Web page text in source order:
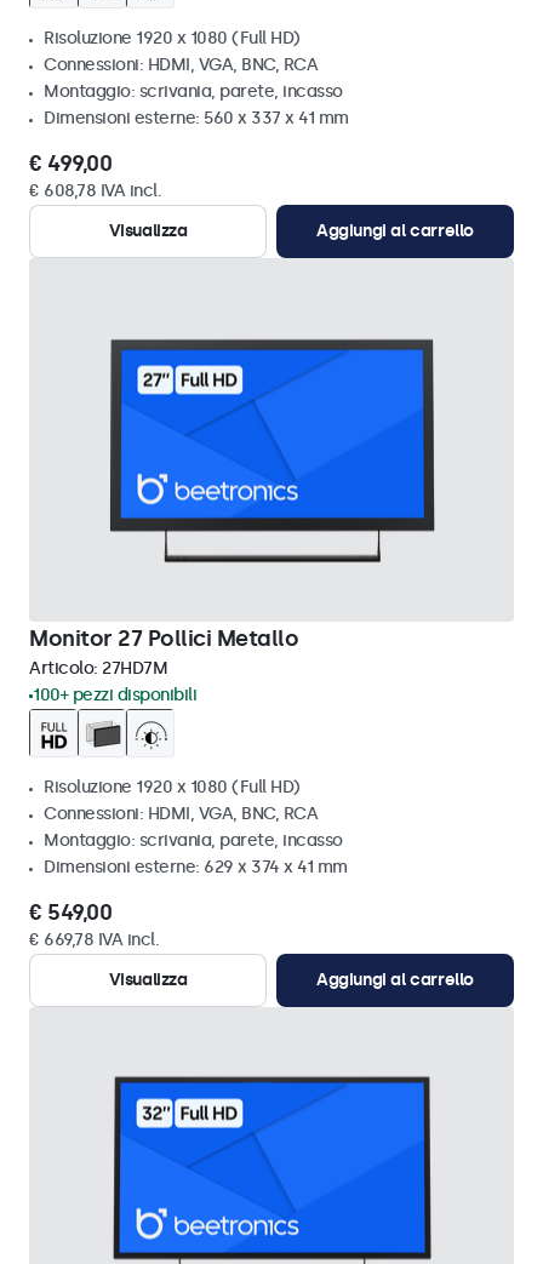
Risoluzione 1920 x 1080 (Full HD)
Connessioni: HDMI, VGA, BNC, RCA
Montaggio: scrivania, parete, incasso
Dimensioni esterne: 560 x 337 x 41 mm
€ 499,00
€ 608,78 IVA incl.
Visualizza
Aggiungi al carrello
Monitor 27 Pollici Metallo
Articolo: 27HD7M
100+ pezzi disponibili
Risoluzione 1920 x 1080 (Full HD)
Connessioni: HDMI, VGA, BNC, RCA
Montaggio: scrivania, parete, incasso
Dimensioni esterne: 629 x 374 x 41 mm
€ 549,00
€ 669,78 IVA incl.
Visualizza
Aggiungi al carrello